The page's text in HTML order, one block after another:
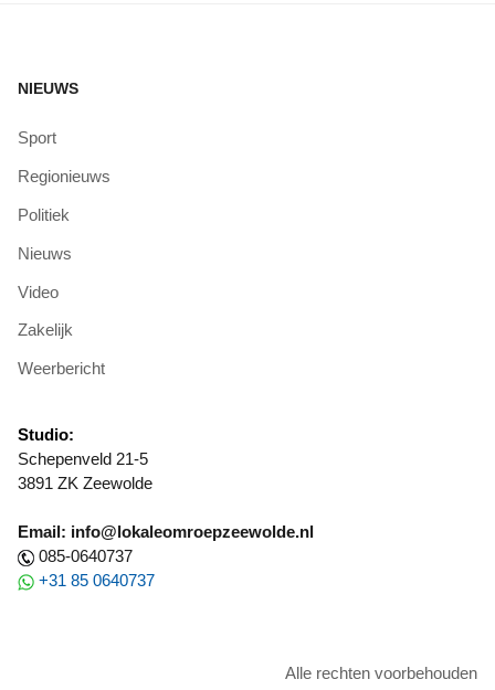
NIEUWS
Sport
Regionieuws
Politiek
Nieuws
Video
Zakelijk
Weerbericht
Studio:
Schepenveld 21-5
3891 ZK Zeewolde
Email: info@lokaleomroepzeewolde.nl
085-0640737
+31 85 0640737
Alle rechten voorbehouden